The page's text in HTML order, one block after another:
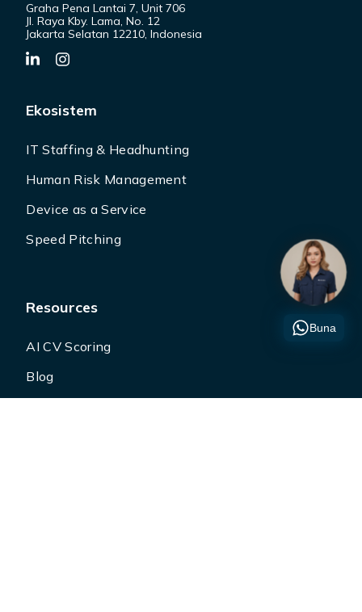
Graha Pena Lantai 7, Unit 706
Jl. Raya Kby. Lama, No. 12
Jakarta Selatan 12210, Indonesia
Ekosistem
IT Staffing & Headhunting
Human Risk Management
Device as a Service
Speed Pitching
Resources
AI CV Scoring
Blog
Buna